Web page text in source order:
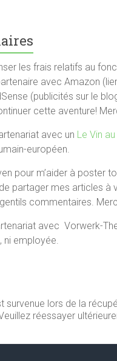
les frais relatifs au
avec Amazon
(publicités sur le
cette aventure!
avec un Le Vin au
européen.
pour m’aider à poster
partager mes articles à
commentaires.
avec Vorwerk-
ni employée.
survenue lors de la
réessayer